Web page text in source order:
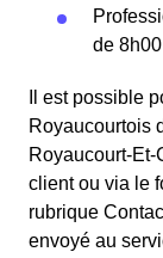
de
Il est possible
Royaucourtois
Royaucourt-
client ou via le
rubrique
envoyé au